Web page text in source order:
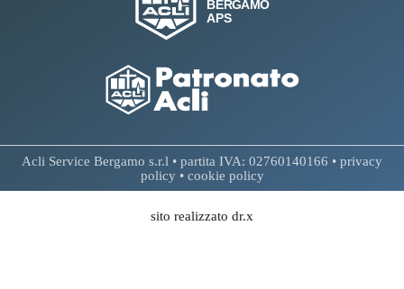
Acli Service Bergamo s.r.l • partita IVA: 02760140166 • privacy
policy• cookie policy
sito realizzato dr.x